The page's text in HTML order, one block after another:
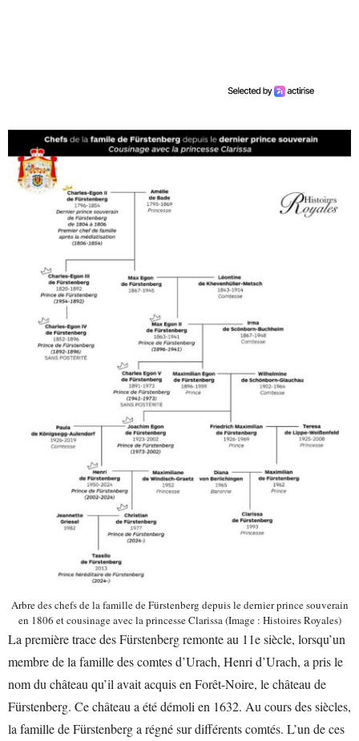
Arbre des chefs de la famille de Fürstenberg depuis le dernier prince souverain
en 1806 et cousinage avec la princesse Clarissa (Image : Histoires Royales)
La première trace des Fürstenberg remonte au 11e siècle, lorsqu’un
membre de la famille des comtes d’Urach, Henri d’Urach, a pris le
nom du château qu’il avait acquis en Forêt-Noire, le château de
Fürstenberg. Ce château a été démoli en 1632. Au cours des siècles,
la famille de Fürstenberg a régné sur différents comtés. L’un de ces